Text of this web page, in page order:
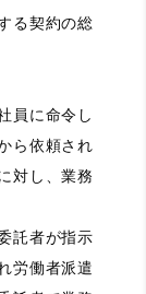
る契約の総
員に命令し
ら依頼され
対し、業務
託者が指示
労働者派遣